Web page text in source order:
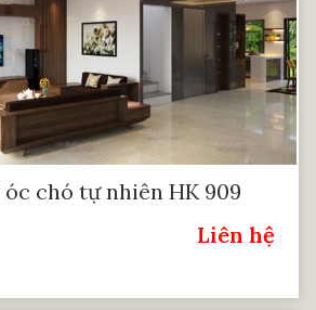
chó tự nhiên HK 909
Liên hệ